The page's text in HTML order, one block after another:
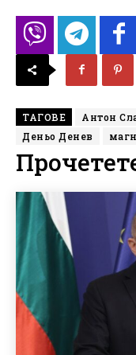
ТАГОВЕ Антон
Деньо Денев